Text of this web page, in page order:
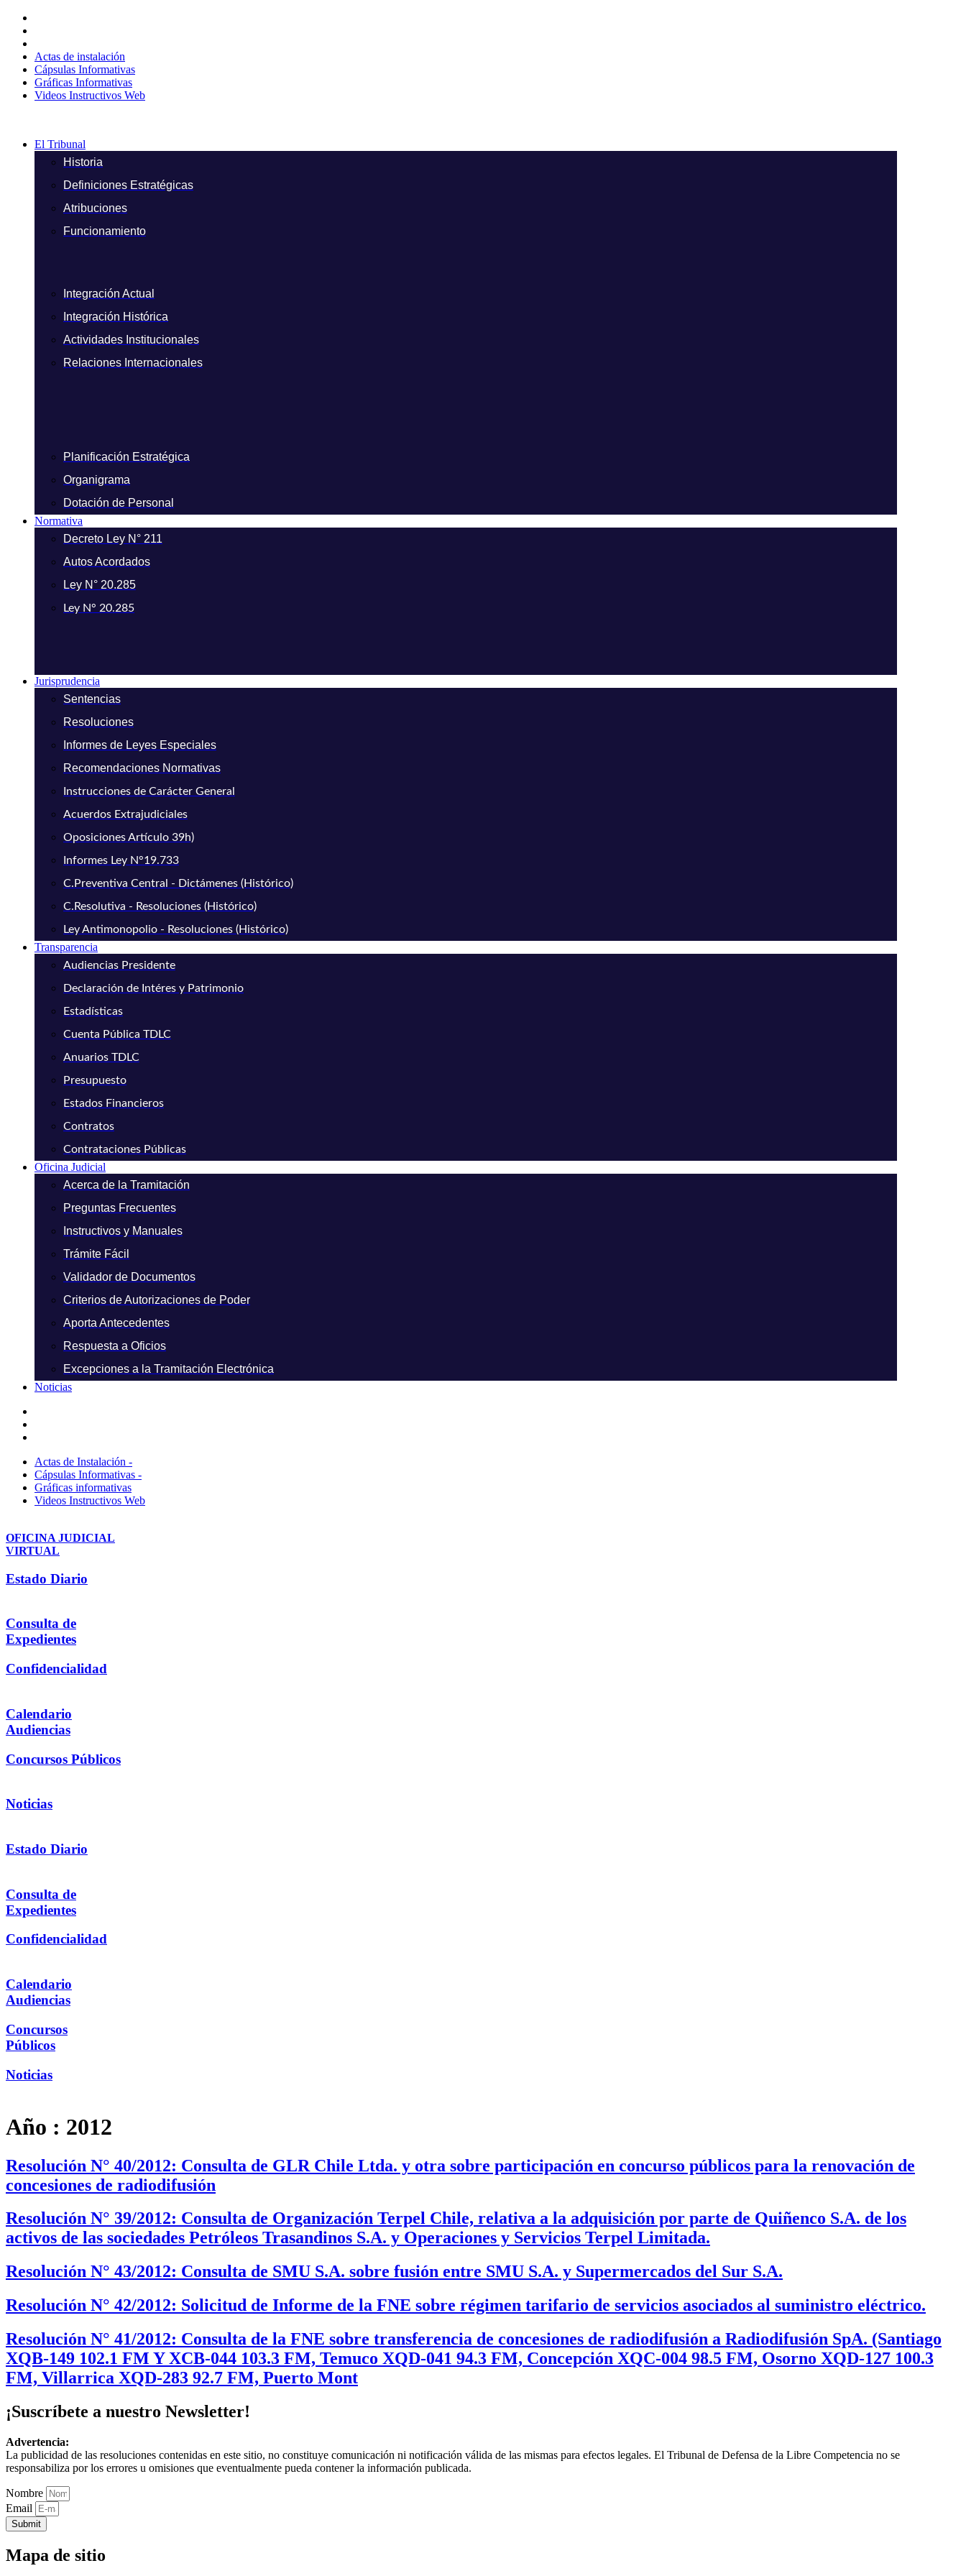
contenido
Actas de instalación
Cápsulas Informativas
Gráficas Informativas
Videos Instructivos Web
El Tribunal
Historia
Definiciones Estratégicas
Atribuciones
Funcionamiento
Integración Actual
Integración Histórica
Actividades Institucionales
Relaciones Internacionales
Planificación Estratégica
Organigrama
Dotación de Personal
Normativa
Decreto Ley N° 211
Autos Acordados
Ley N° 20.285
Ley N° 20.285
Jurisprudencia
Sentencias
Resoluciones
Informes de Leyes Especiales
Recomendaciones Normativas
Instrucciones de Carácter General
Acuerdos Extrajudiciales
Oposiciones Artículo 39h)
Informes Ley N°19.733
C.Preventiva Central - Dictámenes (Histórico)
C.Resolutiva - Resoluciones (Histórico)
Ley Antimonopolio - Resoluciones (Histórico)
Transparencia
Audiencias Presidente
Declaración de Intéres y Patrimonio
Estadísticas
Cuenta Pública TDLC
Anuarios TDLC
Presupuesto
Estados Financieros
Contratos
Contrataciones Públicas
Oficina Judicial
Acerca de la Tramitación
Preguntas Frecuentes
Instructivos y Manuales
Trámite Fácil
Validador de Documentos
Criterios de Autorizaciones de Poder
Aporta Antecedentes
Respuesta a Oficios
Excepciones a la Tramitación Electrónica
Noticias
Actas de Instalación -
Cápsulas Informativas -
Gráficas informativas
Videos Instructivos Web
OFICINA JUDICIAL
VIRTUAL
Estado Diario
Consulta de
Expedientes
Confidencialidad
Calendario
Audiencias
Concursos Públicos
Noticias
Estado Diario
Consulta de
Expedientes
Confidencialidad
Calendario
Audiencias
Concursos
Públicos
Noticias
Año : 2012
Resolución N° 40/2012: Consulta de GLR Chile Ltda. y otra sobre participación en concurso públicos para la renovación de
concesiones de radiodifusión
Resolución N° 39/2012: Consulta de Organización Terpel Chile, relativa a la adquisición por parte de Quiñenco S.A. de los
activos de las sociedades Petróleos Trasandinos S.A. y Operaciones y Servicios Terpel Limitada.
Resolución N° 43/2012: Consulta de SMU S.A. sobre fusión entre SMU S.A. y Supermercados del Sur S.A.
Resolución N° 42/2012: Solicitud de Informe de la FNE sobre régimen tarifario de servicios asociados al suministro eléctrico.
Resolución N° 41/2012: Consulta de la FNE sobre transferencia de concesiones de radiodifusión a Radiodifusión SpA. (Santiago
XQB-149 102.1 FM Y XCB-044 103.3 FM, Temuco XQD-041 94.3 FM, Concepción XQC-004 98.5 FM, Osorno XQD-127 100.3
FM, Villarrica XQD-283 92.7 FM, Puerto Mont
¡Suscríbete a nuestro Newsletter!
Advertencia:
La publicidad de las resoluciones contenidas en este sitio, no constituye comunicación ni notificación válida de las mismas para efectos legales. El Tribunal de Defensa de la Libre Competencia no se
responsabiliza por los errores u omisiones que eventualmente pueda contener la información publicada.
Nombre
Email
Submit
Mapa de sitio